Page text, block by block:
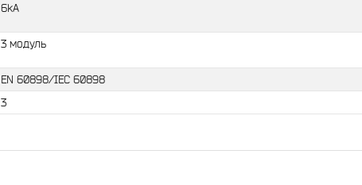
6kA
3 модуль
EN 60898/IEC 60898
3